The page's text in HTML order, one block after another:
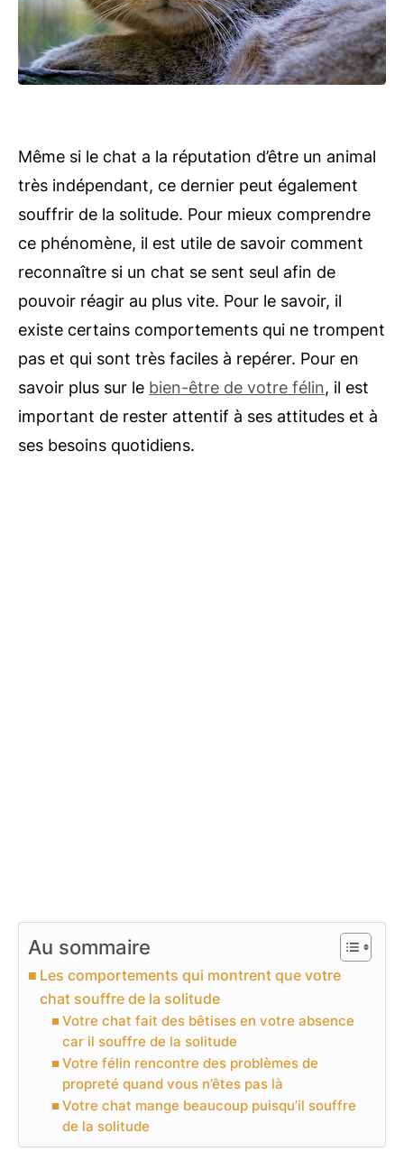
Même si le chat a la réputation d’être un animal
très indépendant, ce dernier peut également
souffrir de la solitude. Pour mieux comprendre
ce phénomène, il est utile de savoir comment
reconnaître si un chat se sent seul afin de
pouvoir réagir au plus vite. Pour le savoir, il
existe certains comportements qui ne trompent
pas et qui sont très faciles à repérer. Pour en
savoir plus sur le bien-être de votre félin, il est
important de rester attentif à ses attitudes et à
ses besoins quotidiens.
Au sommaire
Les comportements qui montrent que votre
chat souffre de la solitude
Votre chat fait des bêtises en votre absence
car il souffre de la solitude
Votre félin rencontre des problèmes de
propreté quand vous n’êtes pas là
Votre chat mange beaucoup puisqu’il souffre
de la solitude